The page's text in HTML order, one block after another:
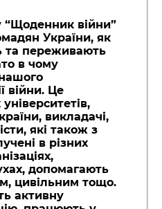
“Щоденник війни”
України, як
та переживають
в чому
війни. Це
викладачі,
які також з
в різних
допомагають
цивільним тощо.
активну